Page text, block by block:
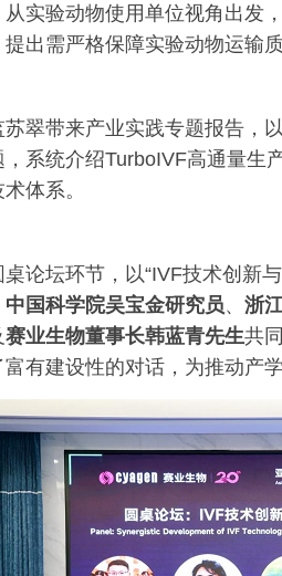
实验动物使用单位视角出发
出需严格保障实验动物运输
翠带来产业实践专题报告，
系统介绍TurboIVF高通量生
体系。
论坛环节，以“IVF技术创新
中国科学院吴宝金研究员、 浙
赛业生物董事长韩蓝青先生共
有建设性的对话，为推动产